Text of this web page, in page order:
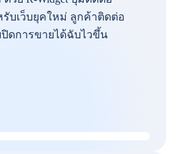
รับเว็บยุคใหม่ ลูกค้าติดต่อ
ปิดการขายได้ฉับไวขึ้น